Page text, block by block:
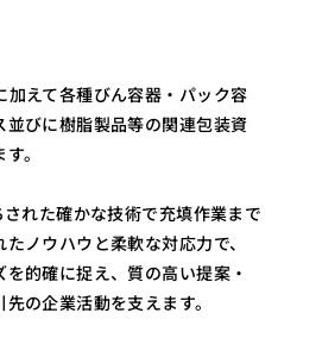
加えて各種びん容器・パック容
並びに樹脂製品等の関連包装資
。
れた確かな技術で充填作業まで
ノウハウと柔軟な対応力で、
的確に捉え、質の高い提案・
の企業活動を支えます。